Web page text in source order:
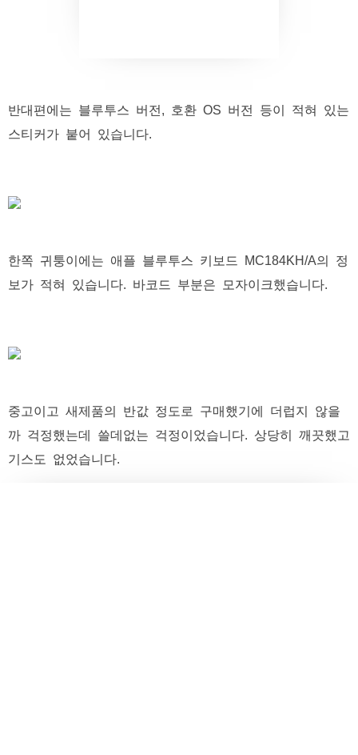
반대편에는 블루투스 버전, 호환 OS 버전 등이 적혀 있는
스티커가 붙어 있습니다.
한쪽 귀퉁이에는 애플 블루투스 키보드 MC184KH/A의 정
보가 적혀 있습니다. 바코드 부분은 모자이크했습니다.
중고이고 새제품의 반값 정도로 구매했기에 더럽지 않을
까 걱정했는데 쓸데없는 걱정이었습니다. 상당히 깨끗했고
기스도 없었습니다.